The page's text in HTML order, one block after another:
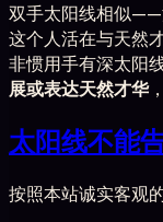
双手太阳线相似——
这个人活在与天然
非惯用手有深太阳
展或表达天然才华
太阳线不能
按照本站诚实客观